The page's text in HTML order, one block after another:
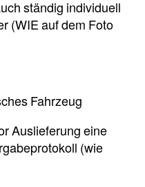
ständig individuell
(WIE auf dem Foto
Fahrzeug
Auslieferung eine
(wie